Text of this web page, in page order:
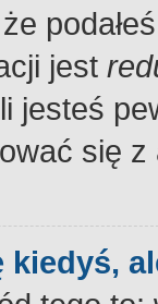
jest
jesteś
się
kiedyś,